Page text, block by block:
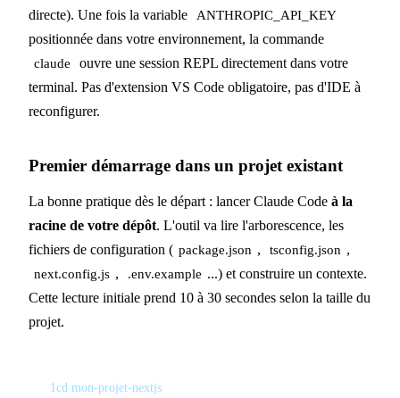
directe). Une fois la variable
ANTHROPIC_API_KEY
positionnée dans votre environnement, la commande
claude
ouvre une session REPL directement dans votre
terminal. Pas d'extension VS Code obligatoire, pas d'IDE à
reconfigurer.
Premier démarrage dans un projet existant
La bonne pratique dès le départ : lancer Claude Code à la
racine de votre dépôt. L'outil va lire l'arborescence, les
fichiers de configuration ( package.json , tsconfig.json ,
next.config.js , .env.example ...) et construire un contexte.
Cette lecture initiale prend 10 à 30 secondes selon la taille du
projet.
1cd mon-projet-nextjs